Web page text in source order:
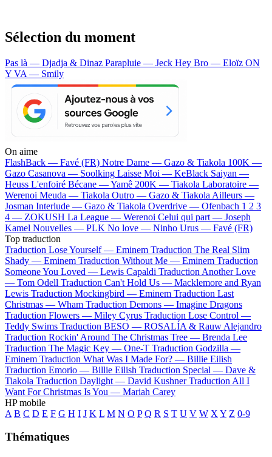
Sélection du moment
Pas là — Djadja & Dinaz Parapluie — Jeck Hey Bro — Eloïz ON
Y VA — Smily
On aime
FlashBack — Favé (FR) Notre Dame — Gazo & Tiakola 100K —
Gazo Casanova — Soolking Laisse Moi — KeBlack Saiyan —
Heuss L'enfoiré Bécane —Yamê 200K — Tiakola Laboratoire —
Werenoi Meuda — Tiakola Outro — Gazo & Tiakola Ailleurs —
Josman Interlude — Gazo & Tiakola Overdrive — Ofenbach 1 2 3
4 — ZOKUSH La League — Werenoi Celui qui part — Joseph
Kamel Nouvelles — PLK No love — Ninho Urus — Favé (FR)
Top traduction
Traduction Lose Yourself — Eminem Traduction The Real Slim
Shady — Eminem Traduction Without Me — Eminem Traduction
Someone You Loved — Lewis Capaldi Traduction Another Love
— Tom Odell Traduction Can't Hold Us — Macklemore and Ryan
Lewis Traduction Mockingbird — Eminem Traduction Last
Christmas — Wham Traduction Demons — Imagine Dragons
Traduction Flowers — Miley Cyrus Traduction Lose Control —
Teddy Swims Traduction BESO — ROSALÍA & Rauw Alejandro
Traduction Rockin' Around The Christmas Tree — Brenda Lee
Traduction The Magic Key — One-T Traduction Godzilla —
Eminem Traduction What Was I Made For? — Billie Eilish
Traduction Emorio — Billie Eilish Traduction Special — Dave &
Tiakola Traduction Daylight — David Kushner Traduction All I
Want For Christmas Is You — Mariah Carey
HP mobile
A B C D E F G H I J K L M N O P Q R S T U V W X Y Z 0-9
Thématiques